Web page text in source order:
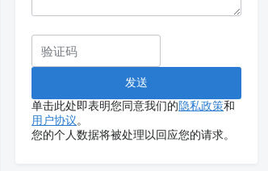
单击此处即表明您同意我们的隐私政策和
用户协议。
您的个人数据将被处理以回应您的请求。